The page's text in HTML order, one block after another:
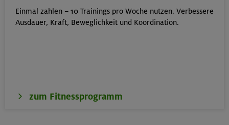
Einmal zahlen – 10 Trainings pro Woche nutzen. Verbessere
Ausdauer, Kraft, Beweglichkeit und Koordination.
zum Fitnessprogramm